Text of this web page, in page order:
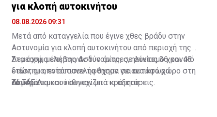
για κλοπή αυτοκινήτου
08.08.2026 09:31
Μετά από καταγγελία που έγινε χθες βράδυ στην
Αστυνομία για κλοπή αυτοκινήτου από περιοχή της
Λεμεσού, μέλη της Αστυνομίας, σε σύντομο χρονικό
διάστημα, εντόπισαν το όχημα σε ανοικτό χώρο στη
Λεμεσό.
Στο όχημα επέβαιναν δύο άντρες, ηλικίας 36 και 48
ετών, οι οποίοι συνελήφθησαν για αυτόφωρα
αδικήματα και τέθηκαν υπό κράτηση.
Το ΤΑΕ Λεμεσού συνεχίζει τις εξετάσεις.